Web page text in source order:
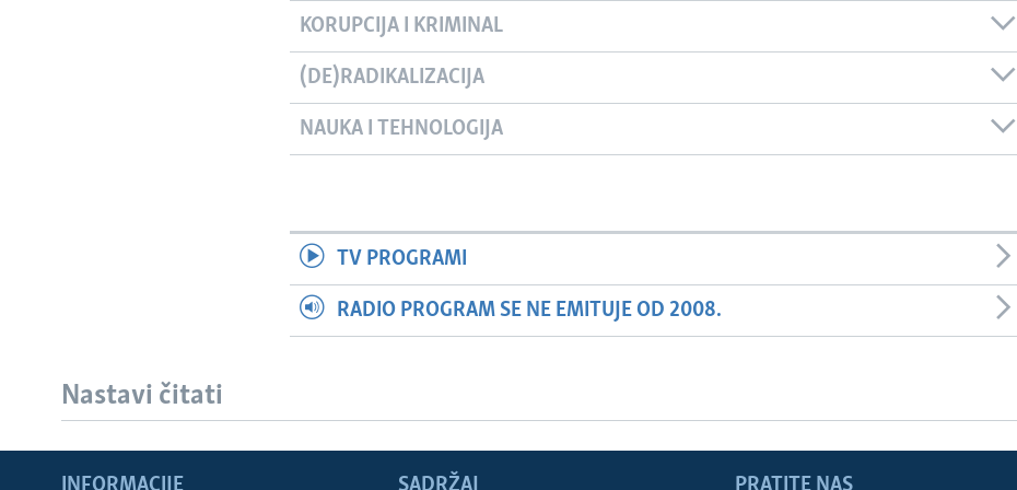
KORUPCIJA I KRIMINAL
(DE)RADIKALIZACIJA
NAUKA I TEHNOLOGIJA
TV PROGRAMI
RADIO PROGRAM SE NE EMITUJE OD 2008.
Nastavi čitati
PRATITE NAS
INFORMACIJE SADRŽAJ